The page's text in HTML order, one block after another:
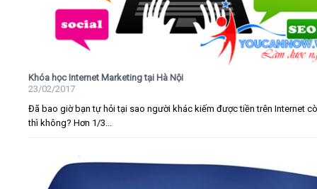
Khóa học Internet Marketing tại Hà Nội
23/02/2017
Đã bao giờ bạn tự hỏi tại sao người khác kiếm được tiền trên Internet
thì không? Hơn 1/3...